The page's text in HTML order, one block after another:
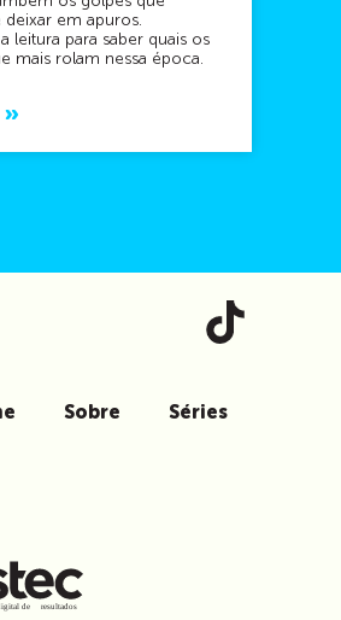
em apuros.
leitura para saber quais os
mais rolam nessa época.
»
Sobre Séries